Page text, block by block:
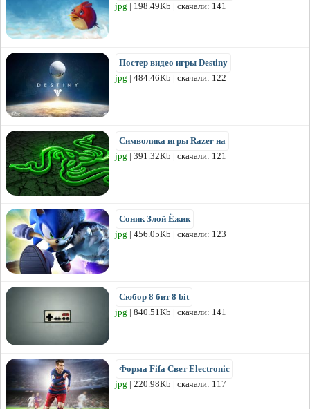
jpg | 198.49Kb | скачали: 141
Постер видео игры Destiny
jpg | 484.46Kb | скачали: 122
Символика игры Razer на
jpg | 391.32Kb | скачали: 121
Соник Злой Ёжик
jpg | 456.05Kb | скачали: 123
Сюбор 8 бит 8 bit
jpg | 840.51Kb | скачали: 141
Форма Fifa Свет Electronic
jpg | 220.98Kb | скачали: 117